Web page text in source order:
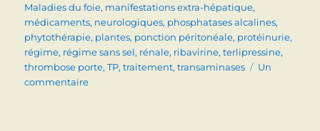
Maladies du foie, manifestations extra-hépatique,
médicaments, neurologiques, phosphatases alcalines,
phytothérapie, plantes, ponction péritonéale, protéinurie,
régime, régime sans sel, rénale, ribavirine,terlipressine,
thrombose porte,TP,traitement,transaminases
Un
commentairesur